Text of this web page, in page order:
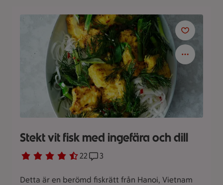
Stekt vit fisk med ingefära och dill
Betyg 4.3 av 5. 22
22 personer har röstatReceptet har 3 kommentarer
3
Detta är en berömd fiskrätt från Hanoi, Vietnam